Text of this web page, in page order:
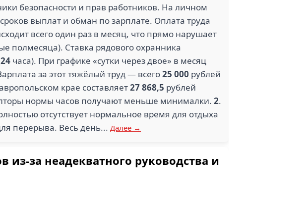
безопасности и прав работников. На личном
выплат и обман по зарплате. Оплата труда
всего один раз в месяц, что прямо нарушает
полмесяца). Ставка рядового охранника
24 часа). При графике «сутки через двое» в месяц
за этот тяжёлый труд — всего25 000 рублей
крае составляет27 868,5 рублей
нормы часов получают меньше минималки. 2.
отсутствует нормальное время для отдыха
перерыва. Весь день... Далее →
за неадекватного руководства и